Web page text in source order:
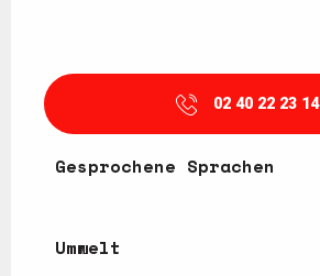
02 40 22 23 14
Gesprochene Sprachen
Gesprochene Sprachen
Umwelt
Umwelt